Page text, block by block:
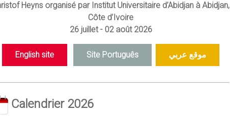
Heyns organisé par Institut Universitaire d’Abidjan à Abidjan,
Côte d’Ivoire
26 juillet - 02 août 2026
English site Site Português موقع عربي
Calendrier 2026